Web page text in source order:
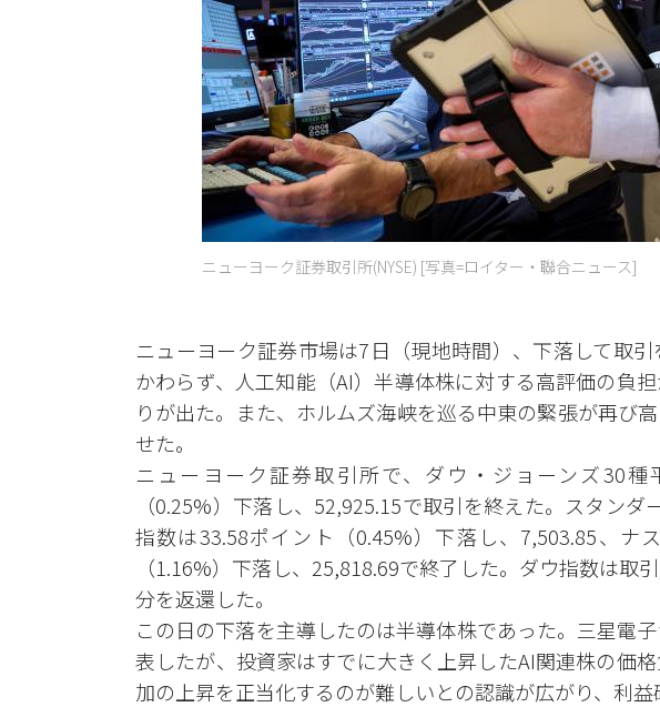
ニューヨーク証券取引所(NYSE) [写真=ロイター・聯合ニュース]
ニューヨーク証券市場は7日（現地時間）、下落して取
かわらず、人工知能（AI）半導体株に対する高評価の負
りが出た。また、ホルムズ海峡を巡る中東の緊張が再び
せた。
ニューヨーク証券取引所で、ダウ・ジョーンズ30種
（0.25%）下落し、52,925.15で取引を終えた。スタン
指数は33.58ポイント（0.45%）下落し、7,503.85、ナ
（1.16%）下落し、25,818.69で終了した。ダウ指数は取
分を返還した。
この日の下落を主導したのは半導体株であった。三星電
表したが、投資家はすでに大きく上昇したAI関連株の価
加の上昇を正当化するのが難しいとの認識が広がり、利益